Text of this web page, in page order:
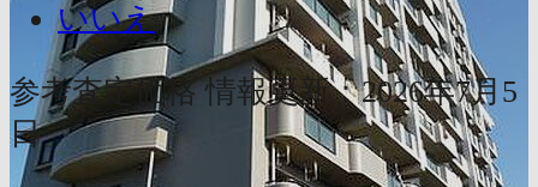
いいえ
参考査定価格 情報更新：2026年7月5
日